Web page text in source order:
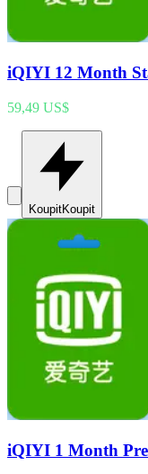
iQIYI 12 Month
59,49 US$
KoupitKoupit
iQIYI 1 Month